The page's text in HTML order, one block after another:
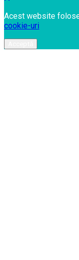
Acest website
cookie-uri